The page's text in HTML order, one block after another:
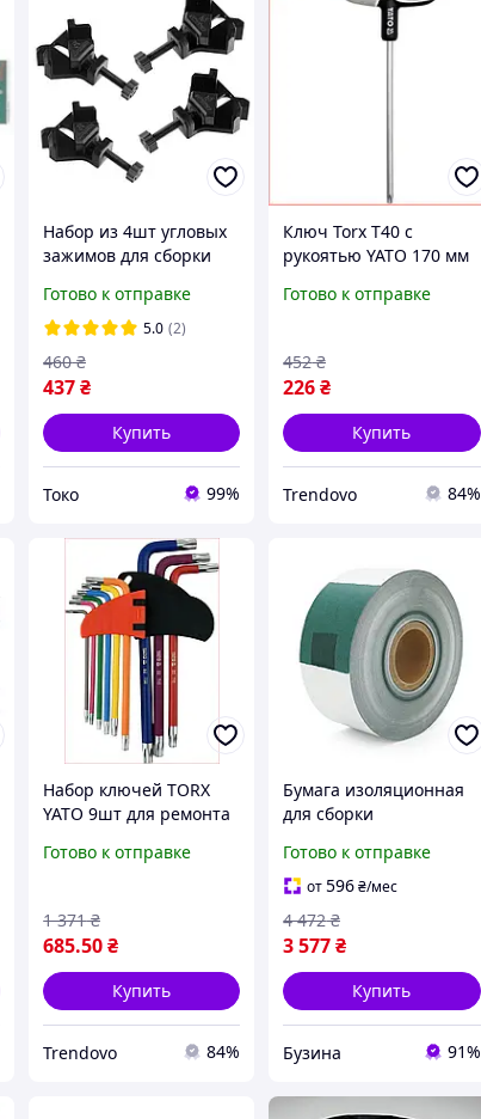
Набор из 4шт угловых
зажимов для сборки
угловые зажимы,
струбцины
Готово к отправке
5.0 (2)
437₴
460 ₴
Купить
Токо 99%
Ключ Torx T40 с
рукоятью YATO 170 мм
оборудования
Готово к отправке
226₴
452 ₴
Купить
Trendovo 84%
Набор ключей TORX
YATO 9шт для ремонта
маркировкой из стали
Готово к отправке
685.50₴
1 371 ₴
Купить
Trendovo 84%
Бумага изоляционная
для сборки
батарей, высокая
термостойкость,
клеевая основа, 50
метров, 100х0,2 mm,
Green buzyna
Готово к отправке
от596₴/мес
3 577₴
4 472 ₴
Купить
Бузина 91%